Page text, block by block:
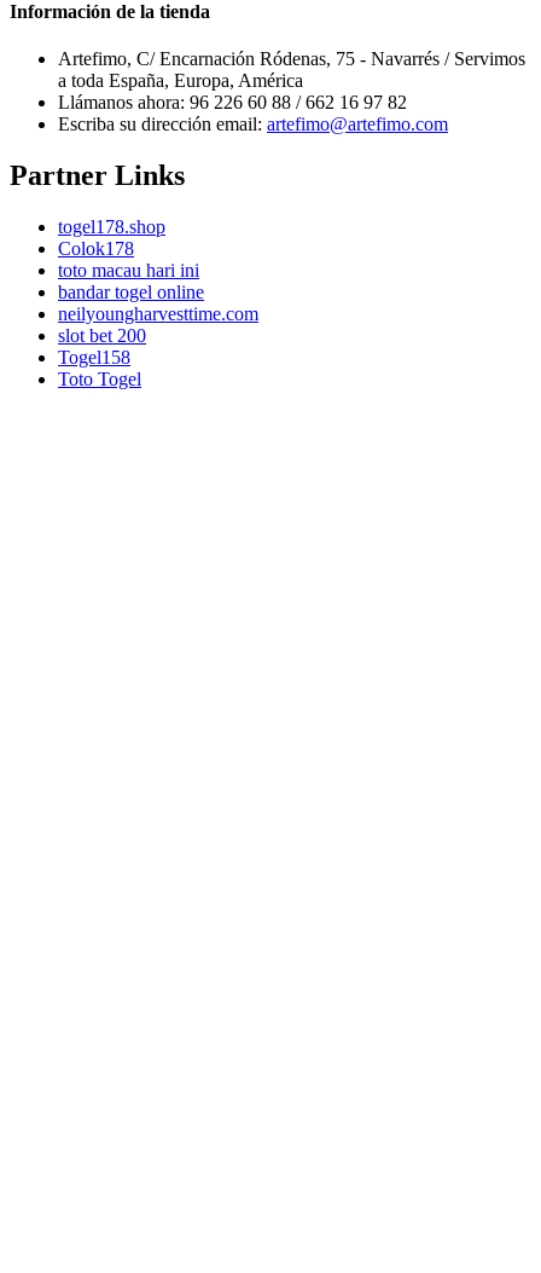
Información de la tienda
Artefimo, C/ Encarnación Ródenas, 75 - Navarrés / Servimos
a toda España, Europa, América
Llámanos ahora: 96 226 60 88 / 662 16 97 82
Escriba su dirección email: artefimo@artefimo.com
Partner Links
togel178.shop
Colok178
toto macau hari ini
bandar togel online
neilyoungharvesttime.com
slot bet 200
Togel158
Toto Togel